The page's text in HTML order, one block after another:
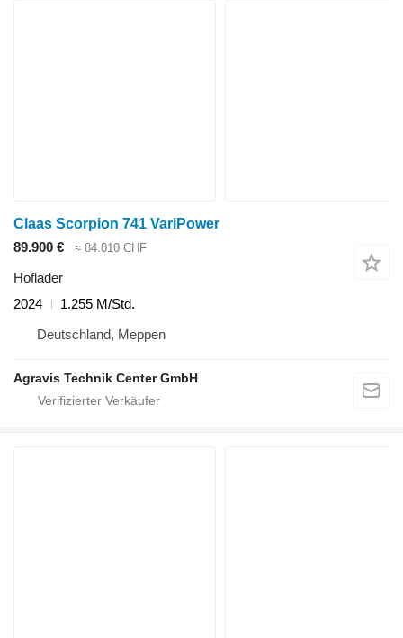
Claas Scorpion 741 VariPower
89.900 €
≈ 84.010 CHF
Hoflader
2024
1.255 M/Std.
Deutschland, Meppen
Agravis Technik Center GmbH